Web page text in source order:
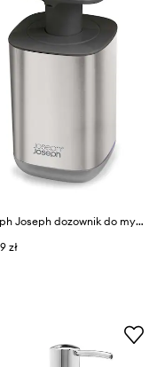
Joseph Joseph dozownik do mydła Presto™
zł